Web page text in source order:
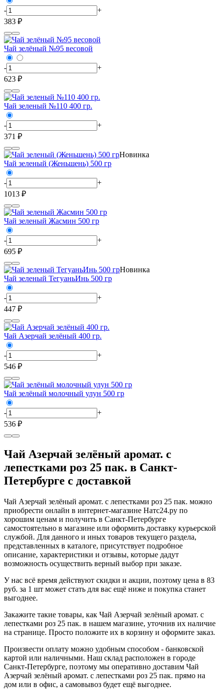
-
+
383 ₽
Чай зелёный №95 весовой
-
+
623 ₽
Чай зеленый №110 400 гр.
-
+
371 ₽
Новинка
Чай зеленый (Женьшень) 500 гр
-
+
1013 ₽
Чай зеленый Жасмин 500 гр
-
+
695 ₽
Новинка
Чай зеленый ТегуаньИнь 500 гр
-
+
447 ₽
Чай Азерчай зелёный 400 гр.
-
+
546 ₽
Чай зелёный молочный улун 500 гр
-
+
536 ₽
Чай Азерчай зелёный аромат. с
лепестками роз 25 пак. в Санкт-
Петербурге с доставкой
Чай Азерчай зелёный аромат. с лепестками роз 25 пак. можно
приобрести онлайн в интернет-магазине Натс24.ру по
хорошим ценам и получить в Санкт-Петербурге
самостоятельно в магазине или оформить доставку курьерской
службой. Для данного и иных товаров текущего раздела,
представленных в каталоге, присутствует подробное
описание, характеристики и отзывы, которые дадут
возможность осуществить верный выбор при заказе.
У нас всё время действуют скидки и акции, поэтому цена в 83
руб. за 1 шт может стать для вас ещё ниже и покупка станет
выгоднее.
Закажите такие товары, как Чай Азерчай зелёный аромат. с
лепестками роз 25 пак. в нашем магазине, уточнив их наличие
на странице. Просто положите их в корзину и оформите заказ.
Произвести оплату можно удобным способом - банковской
картой или наличными. Наш склад расположен в городе
Санкт-Петербурге, поэтому мы оперативно доставим Чай
Азерчай зелёный аромат. с лепестками роз 25 пак. прямо на
дом или в офис, а самовывоз будет ещё выгоднее.